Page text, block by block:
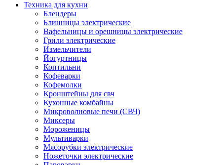
Техника для кухни
Блендеры
Блинницы электрические
Вафельницы и орешницы электрические
Грили электрические
Измельчители
Йогуртницы
Коптильни
Кофеварки
Кофемолки
Кронштейны для свч
Кухонные комбайны
Микроволновые печи (СВЧ)
Миксеры
Мороженицы
Мультиварки
Мясорубки электрические
Ножеточки электрические